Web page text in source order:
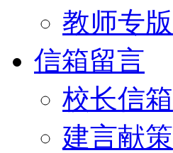
教师专版
信箱留言
校长信箱
建言献策